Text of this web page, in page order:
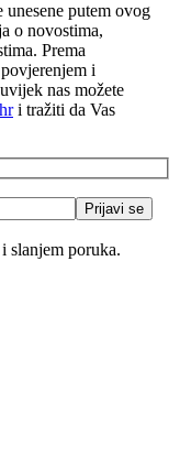
putem ovog
o novostima,
Prema
i
nas možete
i tražiti da Vas
slanjem poruka.